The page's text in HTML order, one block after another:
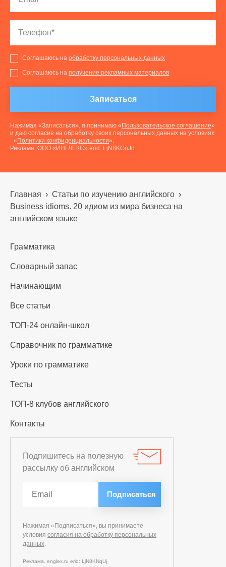
Соглашаюсь на обработку персональных данных
Соглашаюсь на получение рекламных материалов
Записаться
Нажимая «Записаться», я принимаю « Пользовательское соглашение»
и даю согласие на обработку своих персональных данных на условиях
« Политики конфиденциальности».
Реклама. ООО «ИНГЛЕКС» erid: LjN8KGnJd
Главная › Статьи по изучению английского ›
Business idioms. 20 идиом из мира бизнеса на
английском языке
Грамматика
Словарный запас
Начинающим
Все статьи
ТОП-24 онлайн-школ
Справочник по грамматике
Уроки по грамматике
Тесты
ТОП-8 клубов английского
Контакты
Подпишитесь на полезную
рассылку об английском
Нажимая «Подписаться», вы принимаете
условия согласия на обработку персональных
данных.
Реклама. englex.ru erid: LjN8KNqUj